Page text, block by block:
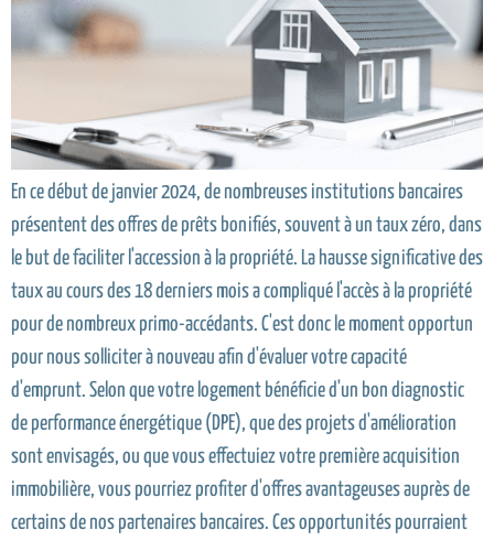
En ce début de janvier 2024, de nombreuses institutions bancaires
présentent des offres de prêts bonifiés, souvent à un taux zéro, dans
le but de faciliter l'accession à la propriété. La hausse significative des
taux au cours des 18 derniers mois a compliqué l'accès à la propriété
pour de nombreux primo-accédants. C'est donc le moment opportun
pour nous solliciter à nouveau afin d'évaluer votre capacité
d'emprunt. Selon que votre logement bénéficie d'un bon diagnostic
de performance énergétique (DPE), que des projets d'amélioration
sont envisagés, ou que vous effectuiez votre première acquisition
immobilière, vous pourriez profiter d'offres avantageuses auprès de
certains de nos partenaires bancaires. Ces opportunités pourraient